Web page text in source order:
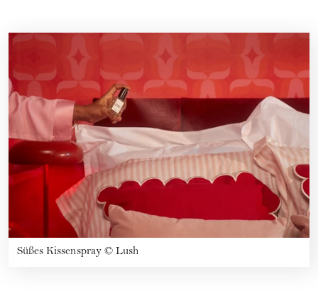
Süßes Kissenspray © Lush